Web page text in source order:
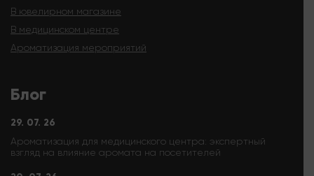
В ювелирном магазине
В медицинском центре
Ароматизация мероприятий
Блог
29. 07. 26
Ароматизация для медицинского центра: экспертный
взгляд на влияние аромата на посетителей